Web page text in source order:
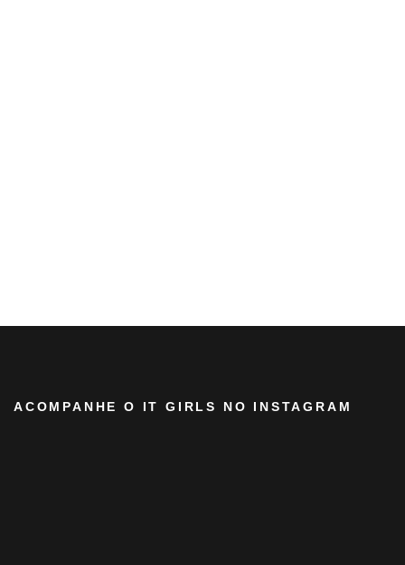
ACOMPANHE O IT GIRLS NO INSTAGRAM